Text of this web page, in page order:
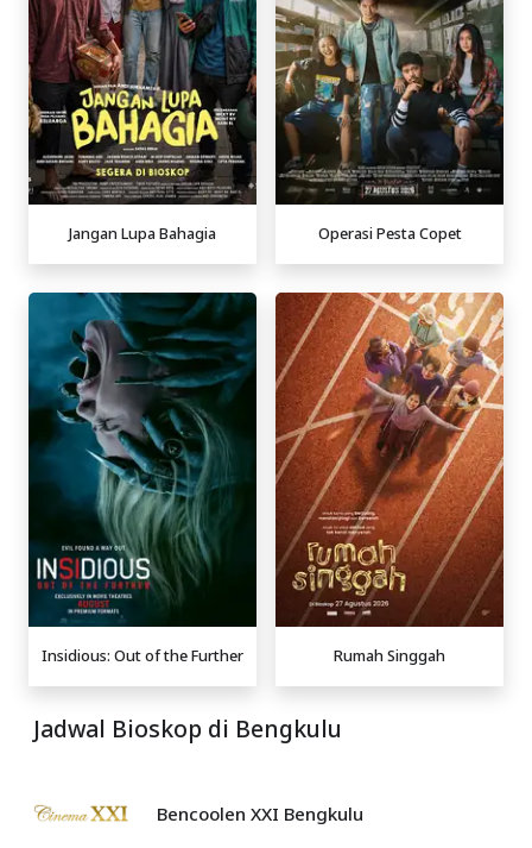
Jangan Lupa Bahagia Operasi Pesta Copet
Insidious: Out of the Further Rumah Singgah
Jadwal Bioskop di Bengkulu
Bencoolen XXI Bengkulu